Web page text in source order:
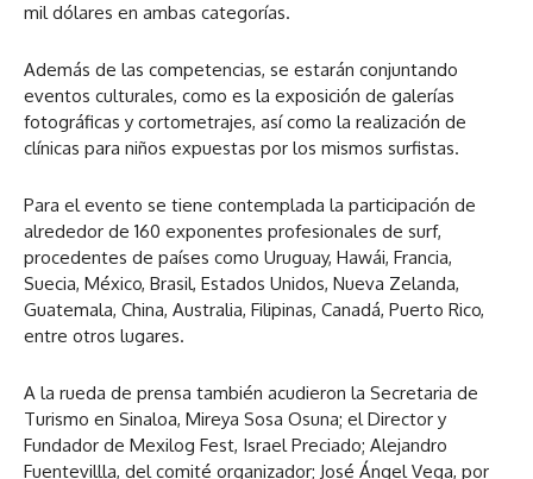
mil dólares en ambas categorías.
Además de las competencias, se estarán conjuntando
eventos culturales, como es la exposición de galerías
fotográficas y cortometrajes, así como la realización de
clínicas para niños expuestas por los mismos surfistas.
Para el evento se tiene contemplada la participación de
alrededor de 160 exponentes profesionales de surf,
procedentes de países como Uruguay, Hawái, Francia,
Suecia, México, Brasil, Estados Unidos, Nueva Zelanda,
Guatemala, China, Australia, Filipinas, Canadá, Puerto Rico,
entre otros lugares.
A la rueda de prensa también acudieron la Secretaria de
Turismo en Sinaloa, Mireya Sosa Osuna; el Director y
Fundador de Mexilog Fest, Israel Preciado; Alejandro
Fuentevillla, del comité organizador; José Ángel Vega, por